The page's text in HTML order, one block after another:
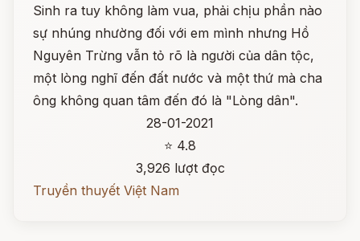
Sinh ra tuy không làm vua, phải chịu phần nào
sự nhúng nhường đối với em mình nhưng Hồ
Nguyên Trừng vẫn tỏ rõ là người của dân tộc,
một lòng nghĩ đến đất nước và một thứ mà cha
ông không quan tâm đến đó là "Lòng dân".
28-01-2021
⭐ 4.8
3,926 lượt đọc
Truyền thuyết Việt Nam